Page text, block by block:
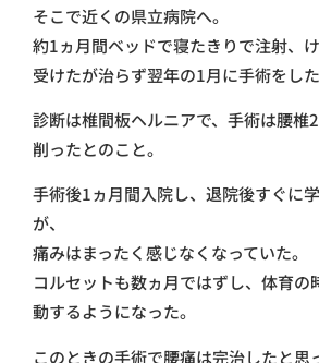
そこで近くの県立病院へ。
約1ヵ月間ベッドで寝たきりで注射、
受けたが治らず翌年の1月に手術をした
診断は椎間板ヘルニアで、手術は腰椎
削ったとのこと。
手術後1ヵ月間入院し、退院後すぐに
が、
痛みはまったく感じなくなっていた。
コルセットも数ヵ月ではずし、体育の
動するようになった。
このときの手術で腰痛は完治したと思